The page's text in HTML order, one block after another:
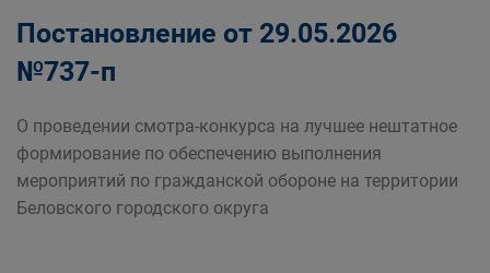
Постановление от 29.05.2026
№737-п
О проведении смотра-конкурса на лучшее нештатное
формирование по обеспечению выполнения
мероприятий по гражданской обороне на территории
Беловского городского округа